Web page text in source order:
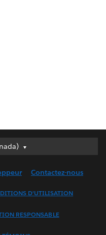
Contactez-nous
D’UTILISATION
RESPONSABLE